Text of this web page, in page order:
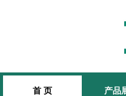
首 页 产品